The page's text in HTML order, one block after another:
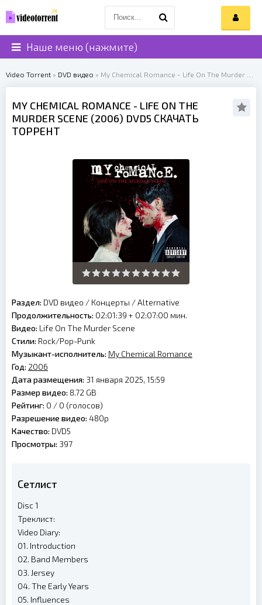
Наше меню (нажмите)
Video Torrent » DVD видео » My Chemical Romance - Life On The Murder Scene (2006)
MY CHEMICAL ROMANCE - LIFE ON THE
MURDER SCENE (2006) DVD5 СКАЧАТЬ
ТОРРЕНТ
Раздел: DVD видео / Концерты /Alternative
Продолжительность: 02:01:39 + 02:07:00 мин.
Видео: Life On The Murder Scene
Стили: Rock/Pop-Punk
Музыкант-исполнитель: My Chemical Romance
Год: 2006
Дата размещения: 31 января 2025, 15:59
Размер видео: 8.72 GB
Рейтинг: 0 / 0 (голосов)
Разрешение видео: 480p
Качество: DVD5
Просмотры: 397
Сетлист
Disc 1
Треклист:
Video Diary:
01. Introduction
02. Band Members
03. Jersey
04. The Early Years
05. Influences